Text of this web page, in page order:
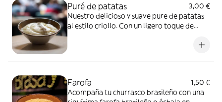
Puré de patatas
3,00 €
Nuestro delicioso y suave pure de patatas
al estilo criollo. Con un ligero toque de
Farofa
1,50 €
Acompaña tu churrasco brasileño con una